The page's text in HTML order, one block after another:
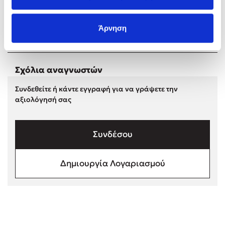
Άρνηση
Στέφανος Ξενάκης
Κατρίνα Τσάνταλη
Lucinda Riley
Benzamin Bécue
Teo Benedetti
Τζένη Κουτσοδημητροπούλου
Emily Henry
Cori Doerrfeld
Σχόλια αναγνωστών
Συνδεθείτε ή κάντε εγγραφή για να γράψετε την
αξιολόγησή σας
Συνδέσου
Δημιουργία Λογαριασμού